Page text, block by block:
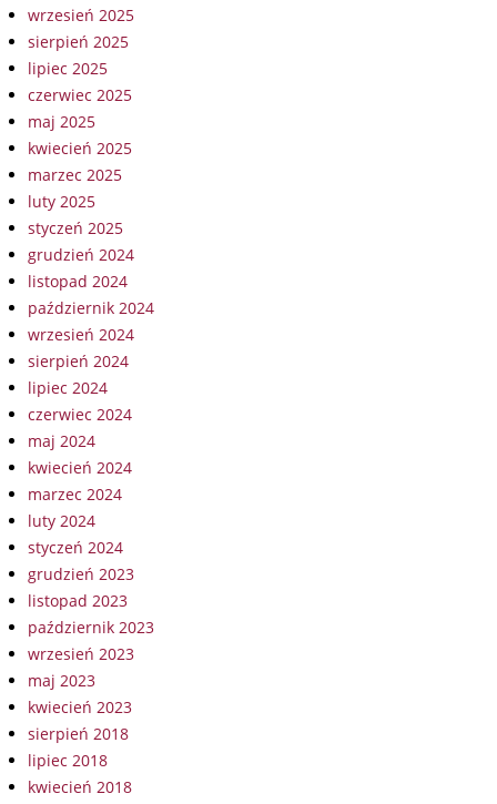
wrzesień 2025
sierpień 2025
lipiec 2025
czerwiec 2025
maj 2025
kwiecień 2025
marzec 2025
luty 2025
styczeń 2025
grudzień 2024
listopad 2024
październik 2024
wrzesień 2024
sierpień 2024
lipiec 2024
czerwiec 2024
maj 2024
kwiecień 2024
marzec 2024
luty 2024
styczeń 2024
grudzień 2023
listopad 2023
październik 2023
wrzesień 2023
maj 2023
kwiecień 2023
sierpień 2018
lipiec 2018
kwiecień 2018